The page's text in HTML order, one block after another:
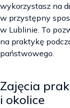
wykorzystasz na
w przystępny
w Lublinie. To
na praktykę
państwowego.
Zajęcia
i okolice